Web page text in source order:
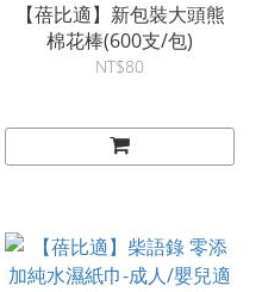
【蓓比適】新包裝大頭熊
棉花棒(600支/包)
NT$80